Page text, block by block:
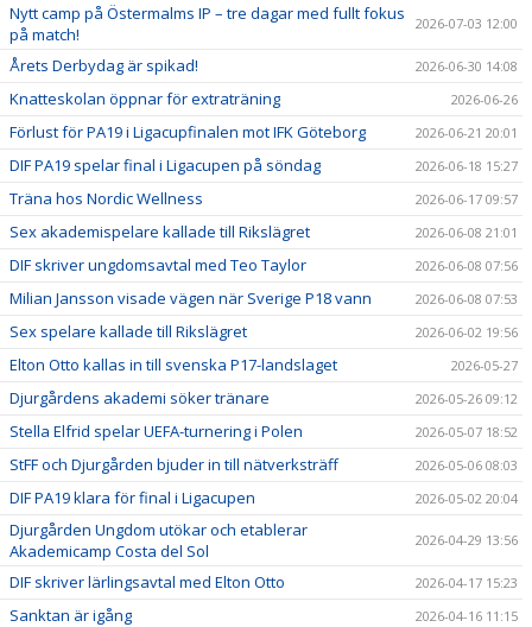
Nytt camp på Östermalms IP – tre dagar med fullt fokus
på match!
2026-07-03 12:00
Årets Derbydag är spikad! 2026-06-30 14:08
Knatteskolan öppnar för extraträning 2026-06-26
Förlust för PA19 i Ligacupfinalen mot IFK Göteborg 2026-06-21 20:01
DIF PA19 spelar final i Ligacupen på söndag 2026-06-18 15:27
Träna hos Nordic Wellness 2026-06-17 09:57
Sex akademispelare kallade till Rikslägret 2026-06-08 21:01
DIF skriver ungdomsavtal med Teo Taylor 2026-06-08 07:56
Milian Jansson visade vägen när Sverige P18 vann 2026-06-08 07:53
Sex spelare kallade till Rikslägret 2026-06-02 19:56
Elton Otto kallas in till svenska P17-landslaget 2026-05-27
Djurgårdens akademi söker tränare 2026-05-26 09:12
Stella Elfrid spelar UEFA-turnering i Polen 2026-05-07 18:52
StFF och Djurgården bjuder in till nätverksträff 2026-05-06 08:03
DIF PA19 klara för final i Ligacupen 2026-05-02 20:04
Djurgården Ungdom utökar och etablerar
Akademicamp Costa del Sol
2026-04-29 13:56
DIF skriver lärlingsavtal med Elton Otto 2026-04-17 15:23
Sanktan är igång 2026-04-16 11:15